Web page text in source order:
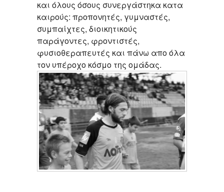
και όλους όσους συνεργάστηκα κατα
καιρούς: προπονητές, γυμναστές,
συμπαίχτες, διοικητικούς
παράγοντες, φροντιστές,
φυσιοθεραπευτές και πάνω απο όλα
τον υπέροχο κόσμο της ομάδας.